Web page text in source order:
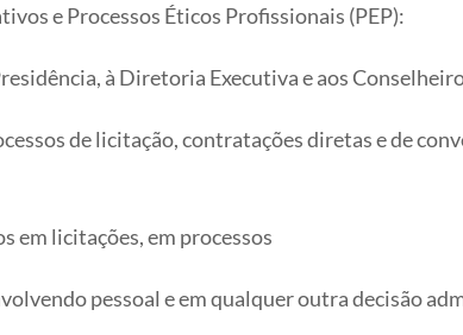
e Processos Éticos Profissionais (PEP):
à Diretoria Executiva e aos
de licitação, contratações diretas e de
em licitações, em processos
pessoal e em qualquer outra decisão